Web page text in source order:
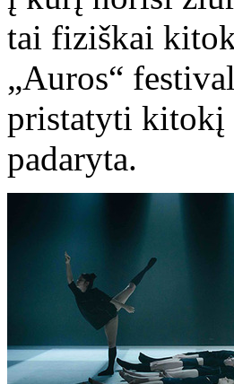
tai fiziškai
„Auros“
pristatyti kitokį
padaryta.